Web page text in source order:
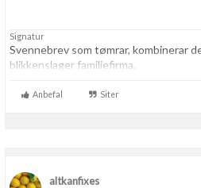
Signatur
Svennebrev som tømrar, kombinerar
blikkenslager familiefirma.
Anbefal Siter
altkanfixes